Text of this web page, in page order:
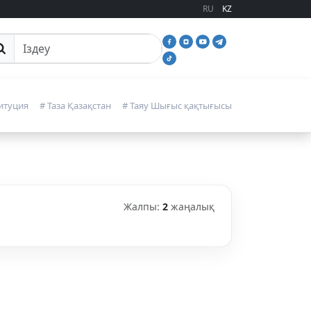
RU KZ
іздеу
# Таза Қазақстан # Таяу Шығыс қақтығысы
Жалпы: 2 жаңалық